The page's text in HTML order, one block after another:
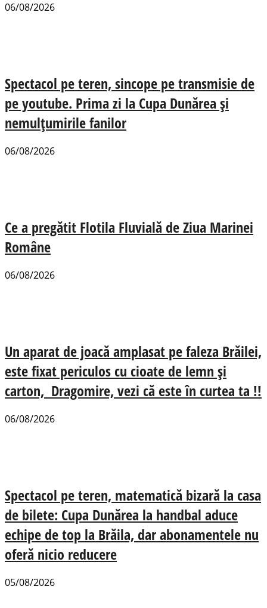
06/08/2026
Spectacol pe teren, sincope pe transmisie de
pe youtube. Prima zi la Cupa Dunărea și
nemulțumirile fanilor
06/08/2026
Ce a pregătit Flotila Fluvială de Ziua Marinei
Române
06/08/2026
Un aparat de joacă amplasat pe faleza Brăilei,
este fixat periculos cu cioate de lemn și
carton, Dragomire, vezi că este în curtea ta !!
06/08/2026
Spectacol pe teren, matematică bizară la casa
de bilete: Cupa Dunărea la handbal aduce
echipe de top la Brăila, dar abonamentele nu
oferă nicio reducere
05/08/2026